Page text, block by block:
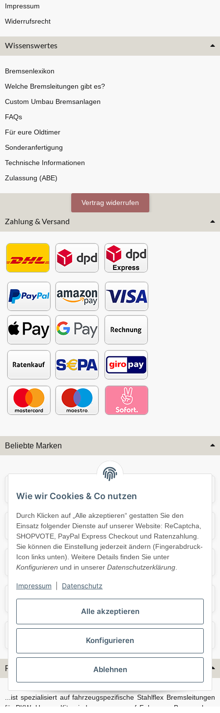
Alle akzeptieren
Konfigurieren
Ablehnen
Wie wir Cookies & Co nutzen
Durch Klicken auf „Alle akzeptieren“ gestatten Sie den
Einsatz folgender Dienste auf unserer Website: ReCaptcha,
SHOPVOTE, PayPal Express Checkout und Ratenzahlung.
Sie können die Einstellung jederzeit ändern (Fingerabdruck-
Icon links unten). Weitere Details finden Sie unter
Konfigurieren und in unserer Datenschutzerklärung.
Impressum Datenschutz
Impressum
Widerrufsrecht
Wissenswertes
Bremsenlexikon
Welche Bremsleitungen gibt es?
Custom Umbau Bremsanlagen
FAQs
Für eure Oldtimer
Sonderanfertigung
Technische Informationen
Zulassung (ABE)
Vertrag widerrufen
Zahlung & Versand
Beliebte Marken
Mercedes Mini
Opel Porsche
Skoda Smart
Flex-Hydraulik...
...ist spezialisiert auf fahrzeugspezifische Stahlflex Bremsleitungen
für PKW. Unsere Kits sind passgenau auf Fahrzeug, Bremsanlage